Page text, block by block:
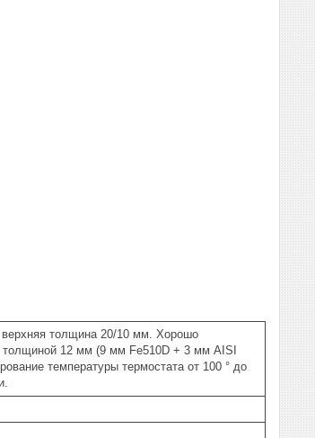
толщина 20/10 мм. Хорошо
толщиной 12 мм (9 мм Fe510D + 3 мм AISI
температуры термостата от 100 ° до